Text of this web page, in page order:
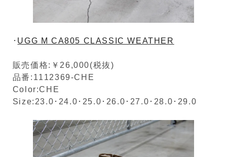
･ UGG M CA805 CLASSIC WEATHER
販売価格:￥26,000(税抜)
品番:1112369-CHE
Color:CHE
Size:23.0･24.0･25.0･26.0･27.0･28.0･29.0